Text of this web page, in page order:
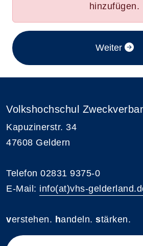
hinzufügen.
Weiter im
Volkshochschul
Kapuzinerstr. 34
47608 Geldern
Telefon 02831 9375-0
E-Mail: info(at)vhs-
verstehen. handeln. stärken.